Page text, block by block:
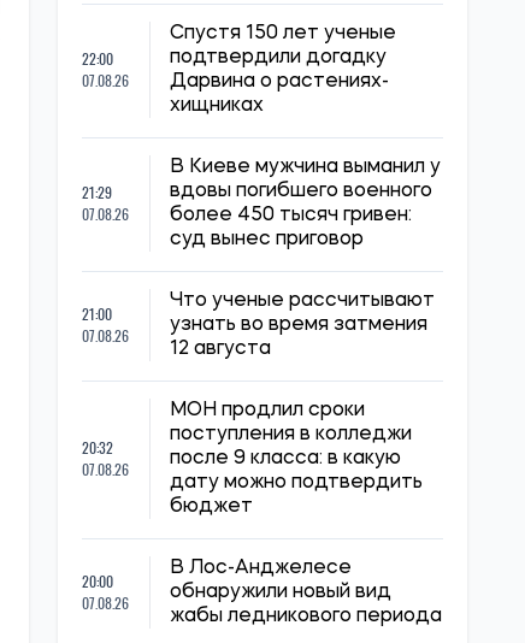
22:00
07.08.26
Спустя 150 лет ученые
подтвердили догадку
Дарвина о растениях-
хищниках
21:29
07.08.26
В Киеве мужчина выманил у
вдовы погибшего военного
более 450 тысяч гривен:
суд вынес приговор
21:00
07.08.26
Что ученые рассчитывают
узнать во время затмения
12 августа
20:32
07.08.26
МОН продлил сроки
поступления в колледжи
после 9 класса: в какую
дату можно подтвердить
бюджет
20:00
07.08.26
В Лос-Анджелесе
обнаружили новый вид
жабы ледникового периода